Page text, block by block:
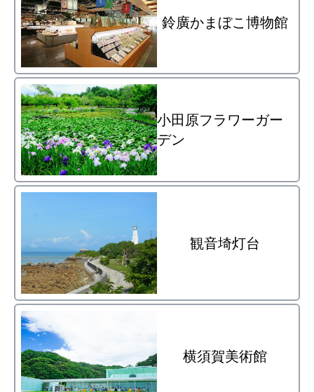
鈴廣かまぼこ博物館
小田原フラワーガー
デン
観音埼灯台
横須賀美術館